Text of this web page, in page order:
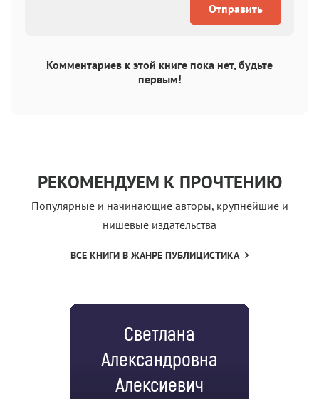
Отправить
Комментариев к этой книге пока нет, будьте
первым!
РЕКОМЕНДУЕМ К ПРОЧТЕНИЮ
Популярные и начинающие авторы, крупнейшие и
нишевые издательства
ВСЕ КНИГИ В ЖАНРЕ ПУБЛИЦИСТИКА
Светлана
Александровна
Алексиевич